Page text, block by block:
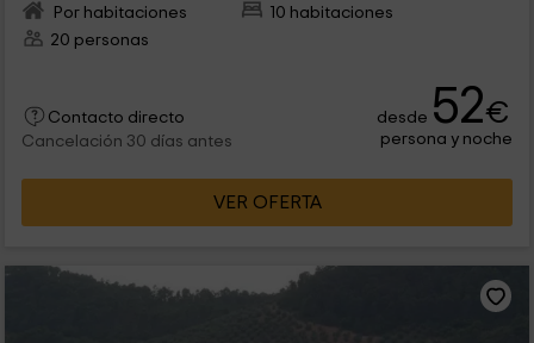
Por habitaciones
10 habitaciones
20 personas
Contacto directo
Cancelación 30 días antes
desde 52€
persona y noche
VER OFERTA